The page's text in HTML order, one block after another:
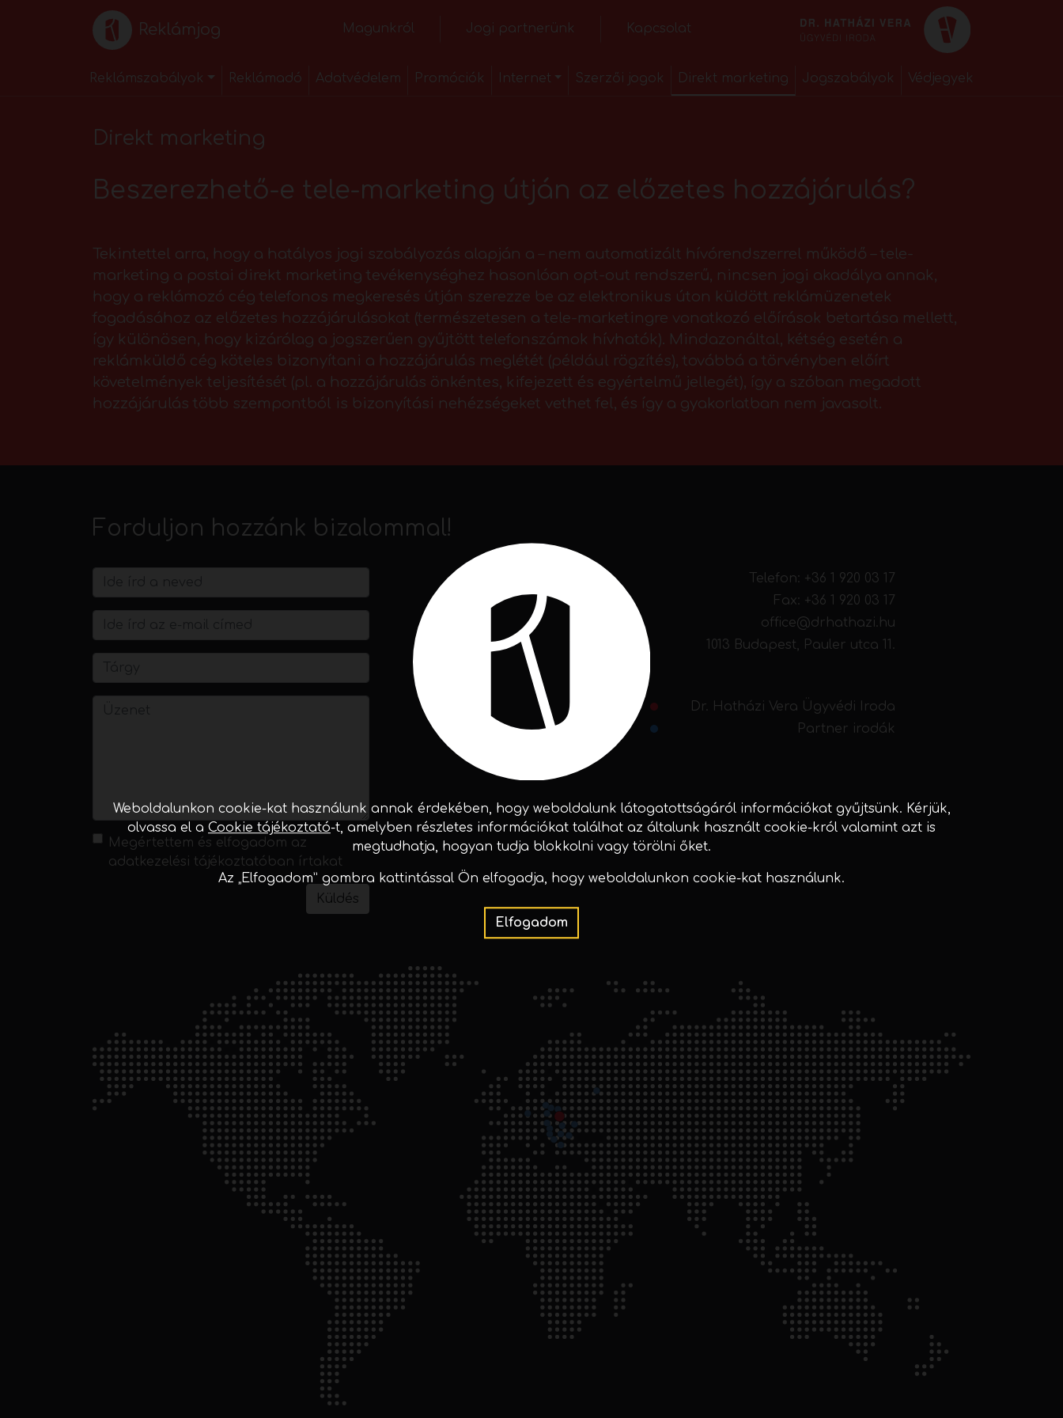
Weboldalunkon cookie-kat használunk annak érdekében, hogy weboldalunk látogatottságáról információkat gyűjtsünk. Kérjük,
olvassa el a Cookie tájékoztató-t, amelyben részletes információkat találhat az általunk használt cookie-król valamint azt is
megtudhatja, hogyan tudja blokkolni vagy törölni őket.
Az „Elfogadom” gombra kattintással Ön elfogadja, hogy weboldalunkon cookie-kat használunk.
Elfogadom
Reklámjog Magunkról Jogi partnerünk Kapcsolat
Reklámszabályok Reklámadó Adatvédelem Promóciók Internet Szerzői jogok Direkt marketing Jogszabályok Védjegyek
Direkt marketing
Beszerezhető-e tele-marketing útján az előzetes hozzájárulás?
Tekintettel arra, hogy a hatályos jogi szabályozás alapján a – nem automatizált hívórendszerrel működő – tele-
marketing a postai direkt marketing tevékenységhez hasonlóan opt-out rendszerű, nincsen jogi akadálya annak,
hogy a reklámozó cég telefonos megkeresés útján szerezze be az elektronikus úton küldött reklámüzenetek
fogadásához az előzetes hozzájárulásokat (természetesen a tele-marketingre vonatkozó előírások betartása mellett,
így különösen, hogy kizárólag a jogszerűen gyűjtött telefonszámok hívhatók). Mindazonáltal, kétség esetén a
reklámküldő cég köteles bizonyítani a hozzájárulás meglétét (például rögzítés), továbbá a törvényben előírt
követelmények teljesítését (pl. a hozzájárulás önkéntes, kifejezett és egyértelmű jellegét), így a szóban megadott
hozzájárulás több szempontból is bizonyítási nehézségeket vethet fel, és így a gyakorlatban nem javasolt.
Forduljon hozzánk bizalommal!
Megértettem és elfogadom az
adatkezelési tájékoztatóban írtakat
Küldés
Telefon: +36 1 920 03 17
Fax: +36 1 920 03 17
office@drhathazi.hu
1013 Budapest, Pauler utca 11.
Dr. Hatházi Vera Ügyvédi Iroda
Partner irodák